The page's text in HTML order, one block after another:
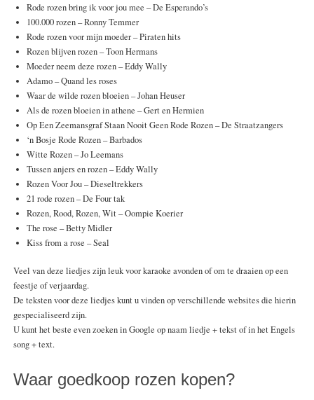
Rode rozen bring ik voor jou mee – De Esperando’s
100.000 rozen – Ronny Temmer
Rode rozen voor mijn moeder – Piraten hits
Rozen blijven rozen – Toon Hermans
Moeder neem deze rozen – Eddy Wally
Adamo – Quand les roses
Waar de wilde rozen bloeien – Johan Heuser
Als de rozen bloeien in athene – Gert en Hermien
Op Een Zeemansgraf Staan Nooit Geen Rode Rozen – De Straatzangers
‘n Bosje Rode Rozen – Barbados
Witte Rozen – Jo Leemans
Tussen anjers en rozen – Eddy Wally
Rozen Voor Jou – Dieseltrekkers
21 rode rozen – De Four tak
Rozen, Rood, Rozen, Wit – Oompie Koerier
The rose – Betty Midler
Kiss from a rose – Seal
Veel van deze liedjes zijn leuk voor karaoke avonden of om te draaien op een
feestje of verjaardag.
De teksten voor deze liedjes kunt u vinden op verschillende websites die hierin
gespecialiseerd zijn.
U kunt het beste even zoeken in Google op naam liedje + tekst of in het Engels
song + text.
Waar goedkoop rozen kopen?